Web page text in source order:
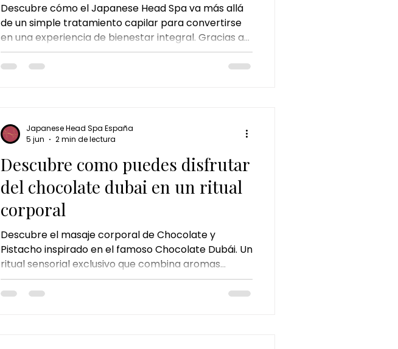
Descubre cómo el Japanese Head Spa va más allá
de un simple tratamiento capilar para convertirse
en una experiencia de bienestar integral. Gracias a
la combinación de masaje craneal, técnicas de
relajación y cuidado del cuero cabelludo, ayuda a
mente y revitalizar el cuerpo desde la primera
sesión.
Descubre como puedes disfrutar
del chocolate dubai en un ritual
corporal
Descubre el masaje corporal de Chocolate y
Pistacho inspirado en el famoso Chocolate Dubái. Un
ritual sensorial exclusivo que combina aromas
irresistibles, relajación profunda e hidratación para
una experiencia de bienestar única.
Japanese Head Spa España
5 jun
2 min de lectura